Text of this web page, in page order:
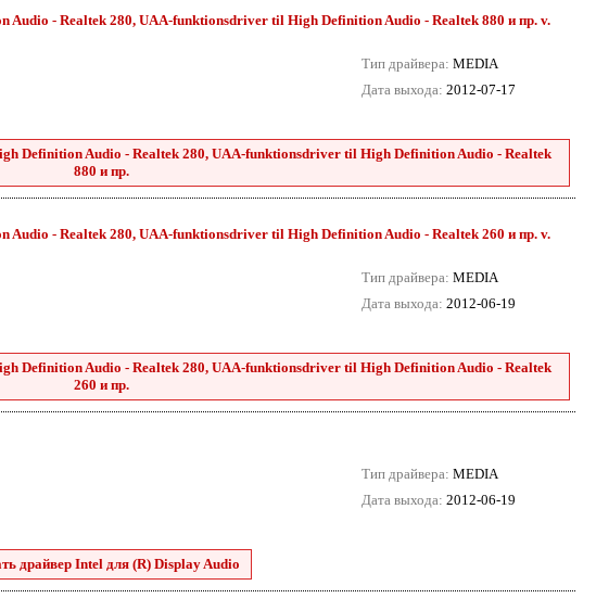
- Realtek 280, UAA-funktionsdriver til High Definition Audio - Realtek 880 и пр. v.
Тип драйвера: MEDIA
Дата выхода: 2012-07-17
Definition Audio - Realtek 280, UAA-funktionsdriver til High Definition Audio - Realtek
880 и пр.
- Realtek 280, UAA-funktionsdriver til High Definition Audio - Realtek 260 и пр. v.
Тип драйвера: MEDIA
Дата выхода: 2012-06-19
Definition Audio - Realtek 280, UAA-funktionsdriver til High Definition Audio - Realtek
260 и пр.
Тип драйвера: MEDIA
Дата выхода: 2012-06-19
драйвер Intel для (R) Display Audio